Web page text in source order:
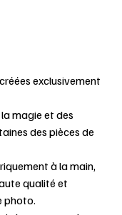
exclusivement
magie et des
des pièces de
à la main,
qualité et
photo.